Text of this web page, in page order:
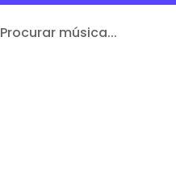
Procurar música...